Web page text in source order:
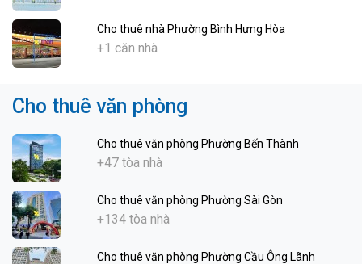
Cho thuê nhà Phường Bình Hưng Hòa
+1 căn nhà
Cho thuê văn phòng
Cho thuê văn phòng Phường Bến Thành
+47 tòa nhà
Cho thuê văn phòng Phường Sài Gòn
+134 tòa nhà
Cho thuê văn phòng Phường Cầu Ông Lãnh